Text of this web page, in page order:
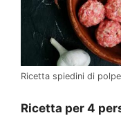
Ricetta spiedini di
Ricetta per 4